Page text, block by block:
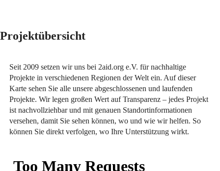
Projektübersicht
Seit 2009 setzen wir uns bei 2aid.org e.V. für nachhaltige
Projekte in verschiedenen Regionen der Welt ein. Auf dieser
Karte sehen Sie alle unsere abgeschlossenen und laufenden
Projekte. Wir legen großen Wert auf Transparenz – jedes Projekt
ist nachvollziehbar und mit genauen Standortinformationen
versehen, damit Sie sehen können, wo und wie wir helfen. So
können Sie direkt verfolgen, wo Ihre Unterstützung wirkt.